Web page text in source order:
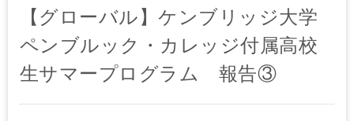
【グローバル】ケンブリッジ大学
ペンブルック・カレッジ付属高校
生サマープログラム 報告③